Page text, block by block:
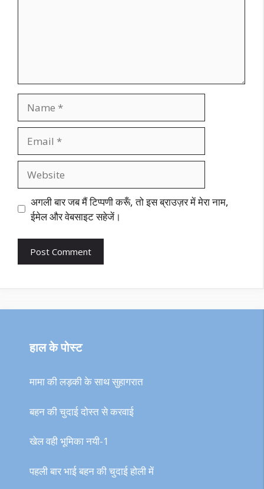
अगली बार जब मैं टिप्पणी करूँ, तो इस ब्राउज़र में मेरा नाम,
ईमेल और वेबसाइट सहेजें।
हाल के पोस्ट
मामा की लड़की के साथ सुहागरात
बहन की चुदाई दोस्त से करवाई
खेल वही भूमिका नयी-1
पहली बार भाई बहन की चुदाई होली में